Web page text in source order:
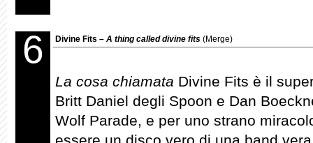
6 Divine Fits – A thing called divine fits (Merge)
La cosa chiamata Divine Fits è il
Britt Daniel degli Spoon e Dan
Wolf Parade, e per uno strano